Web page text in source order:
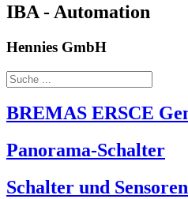
IBA - Automation
Hennies GmbH
Suchen
nach:
BREMAS ERSCE
Panorama-Schalter
Schalter und Sensoren